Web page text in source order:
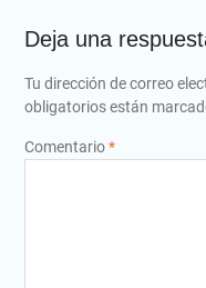
Deja una
Tu dirección de correo
obligatorios están
Comentario*